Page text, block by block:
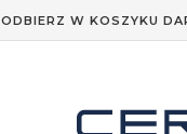
ODBIERZ W KOSZYKU